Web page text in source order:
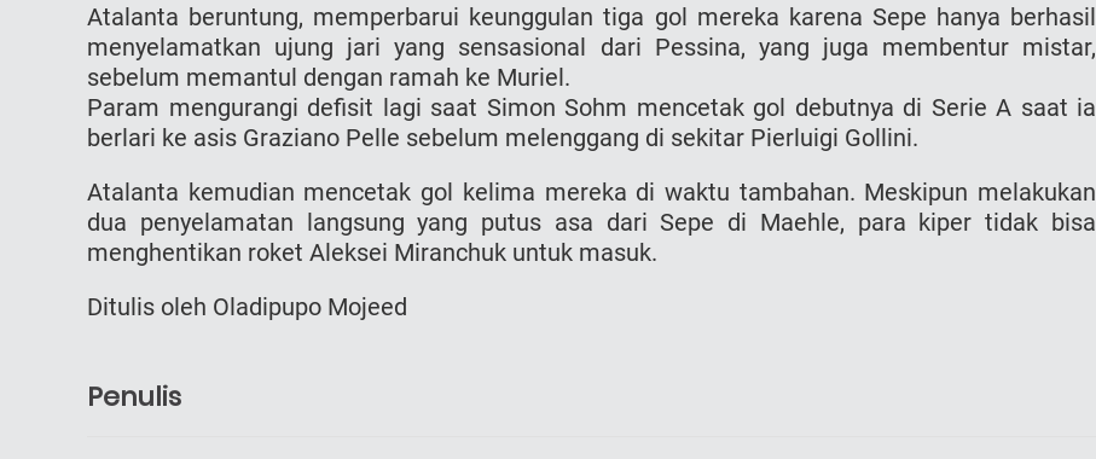
Atalanta beruntung, memperbarui keunggulan tiga gol mereka karena Sepe hanya berhasil
menyelamatkan ujung jari yang sensasional dari Pessina, yang juga membentur mistar,
sebelum memantul dengan ramah ke Muriel.
Param mengurangi defisit lagi saat Simon Sohm mencetak gol debutnya di Serie A saat ia
berlari ke asis Graziano Pelle sebelum melenggang di sekitar Pierluigi Gollini.
Atalanta kemudian mencetak gol kelima mereka di waktu tambahan. Meskipun melakukan
dua penyelamatan langsung yang putus asa dari Sepe di Maehle, para kiper tidak bisa
menghentikan roket Aleksei Miranchuk untuk masuk.
Ditulis oleh Oladipupo Mojeed
Penulis